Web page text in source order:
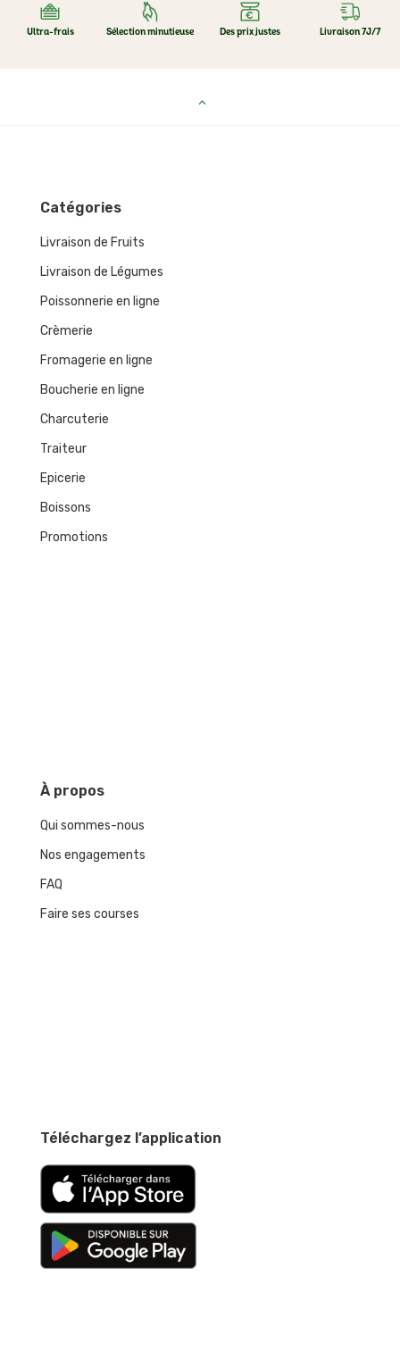
Ultra-frais Sélection minutieuse Des prix justes Livraison 7J/7
Catégories
Livraison de Fruits
Livraison de Légumes
Poissonnerie en ligne
Crèmerie
Fromagerie en ligne
Boucherie en ligne
Charcuterie
Traiteur
Epicerie
Boissons
Promotions
Àpropos
Qui sommes-nous
Nos engagements
FAQ
Faire ses courses
Téléchargez l’application